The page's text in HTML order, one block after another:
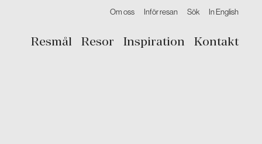
Om oss Inför resan Sök In English
Resmål Resor Inspiration Kontakt